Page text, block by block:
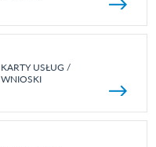
KARTY USŁUG /
WNIOSKI